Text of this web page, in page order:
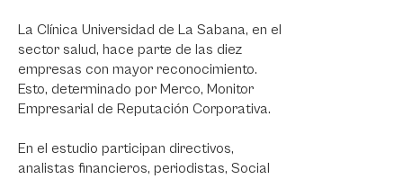
La Clínica Universidad de La Sabana, en el
sector salud, hace parte de las diez
empresas con mayor reconocimiento.
Esto, determinado por Merco, Monitor
Empresarial de Reputación Corporativa.
En el estudio participan directivos,
analistas financieros, periodistas, Social